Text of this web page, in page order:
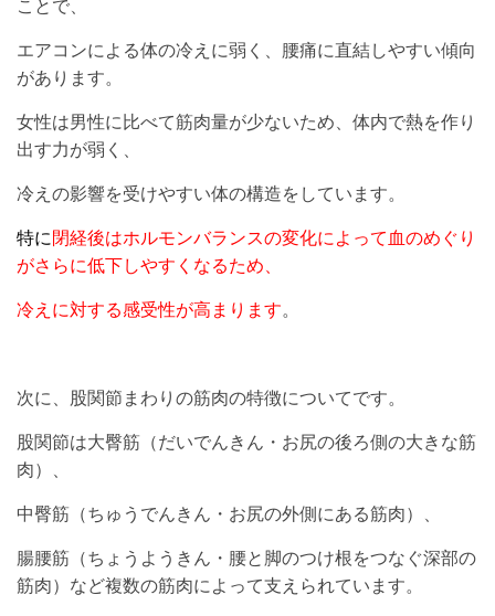
ことで、
エアコンによる体の冷えに弱く、腰痛に直結しやすい傾向
があります。
女性は男性に比べて筋肉量が少ないため、体内で熱を作り
出す力が弱く、
冷えの影響を受けやすい体の構造をしています。
特に閉経後はホルモンバランスの変化によって血のめぐり
がさらに低下しやすくなるため、
冷えに対する感受性が高まります。
次に、股関節まわりの筋肉の特徴についてです。
股関節は大臀筋（だいでんきん・お尻の後ろ側の大きな筋
肉）、
中臀筋（ちゅうでんきん・お尻の外側にある筋肉）、
腸腰筋（ちょうようきん・腰と脚のつけ根をつなぐ深部の
筋肉）など複数の筋肉によって支えられています。